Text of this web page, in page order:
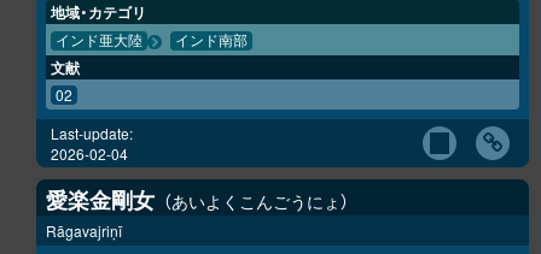
地域・カテゴリ
インド亜大陸 インド南部
文献
02
Last-update:
2026-02-04
愛楽金剛女 あいよくこんごうにょ
Rāgavajriṇī